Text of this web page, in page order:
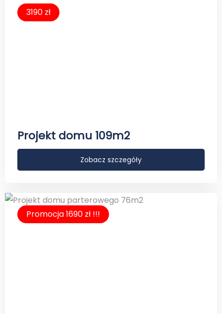
3190 zł
Projekt domu 109m2
Zobacz szczegóły
Promocja 1690 zł !!!